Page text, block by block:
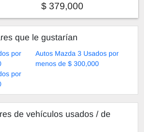
$ 379,000
que le gustarían
por
Autos Mazda 3 Usados por
menos de $ 300,000
por
de vehículos usados ​​/ de